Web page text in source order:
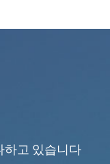
하고 있습니다